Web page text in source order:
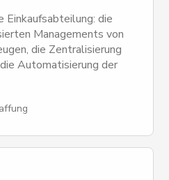
Einkaufsabteilung: die
Managements von
die Zentralisierung
Automatisierung der